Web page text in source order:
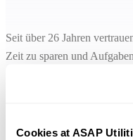
Cookies at ASAP
Seit über 26 Jahren
Zeit zu sparen und
Kurze Antworten